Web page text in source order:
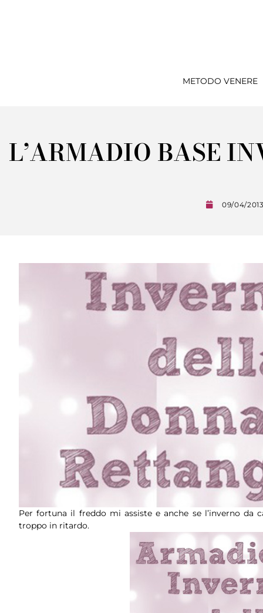
METODO VENERE
L’ARMADIO BASE
09/04/
Per fortuna il freddo mi assiste e anche se l’inverno
troppo in ritardo.